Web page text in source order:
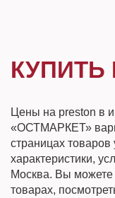
КУПИТЬ
Цены на preston в
«ОСТМАРКЕТ»
страницах
характеристики,
Москва. Вы можете
товарах,